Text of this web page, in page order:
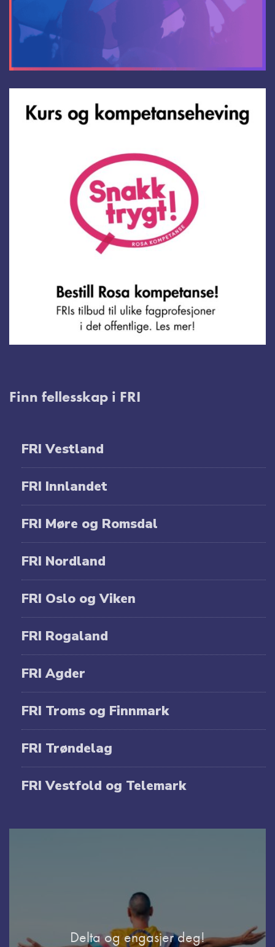
Finn fellesskap i FRI
FRI Vestland
FRI Innlandet
FRI Møre og Romsdal
FRI Nordland
FRI Oslo og Viken
FRI Rogaland
FRI Agder
FRI Troms og Finnmark
FRI Trøndelag
FRI Vestfold og Telemark
Delta og engasjer deg!